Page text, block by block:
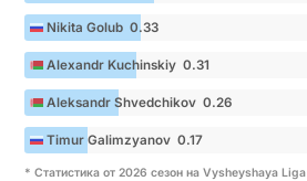
Nikita Golub 0.33
Alexandr Kuchinskiy 0.31
Aleksandr Shvedchikov 0.26
Timur Galimzyanov 0.17
* Статистика от 2026 сезон на Vysheyshaya Liga